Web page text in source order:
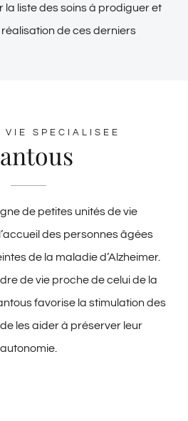
la liste des soins à prodiguer et
de ces derniers
VIE SPECIALISEE
de petites unités de vie
des personnes âgées
de la maladie d’Alzheimer.
de vie proche de celui de la
favorise la stimulation des
les aider à préserver leur
autonomie.